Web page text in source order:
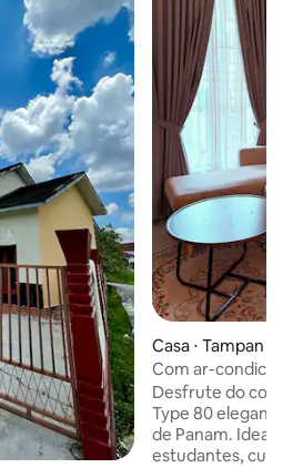
Casa ⋅ Tampan
Com ar-
banheiros, perto
e Aulia
Desfrute do
Type 80 elegante
de Panam. Ideal
estudantes,